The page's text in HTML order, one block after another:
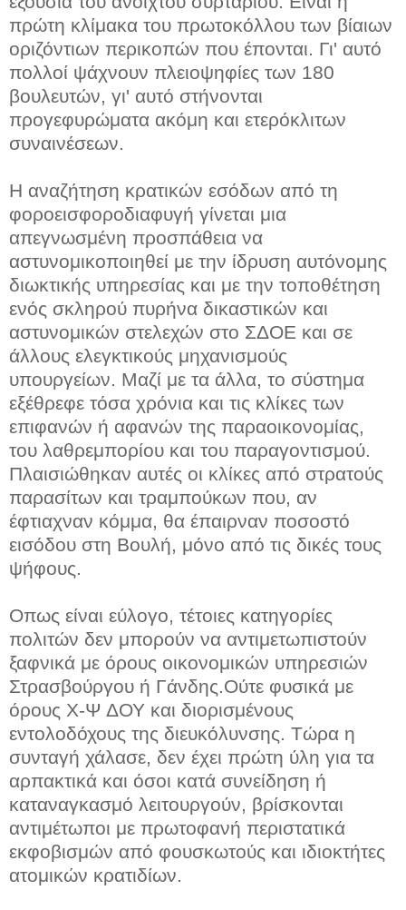
πρώτη κλίμακα του πρωτοκόλλου των βίαιων
οριζόντιων περικοπών που έπονται. Γι' αυτό
πολλοί ψάχνουν πλειοψηφίες των 180
βουλευτών, γι' αυτό στήνονται
προγεφυρώματα ακόμη και ετερόκλιτων
συναινέσεων.
Η αναζήτηση κρατικών εσόδων από τη
φοροεισφοροδιαφυγή γίνεται μια
απεγνωσμένη προσπάθεια να
αστυνομικοποιηθεί με την ίδρυση αυτόνομης
διωκτικής υπηρεσίας και με την τοποθέτηση
ενός σκληρού πυρήνα δικαστικών και
αστυνομικών στελεχών στο ΣΔΟΕ και σε
άλλους ελεγκτικούς μηχανισμούς
υπουργείων. Μαζί με τα άλλα, το σύστημα
εξέθρεφε τόσα χρόνια και τις κλίκες των
επιφανών ή αφανών της παραοικονομίας,
του λαθρεμπορίου και του παραγοντισμού.
Πλαισιώθηκαν αυτές οι κλίκες από στρατούς
παρασίτων και τραμπούκων που, αν
έφτιαχναν κόμμα, θα έπαιρναν ποσοστό
εισόδου στη Βουλή, μόνο από τις δικές τους
ψήφους.
Οπως είναι εύλογο, τέτοιες κατηγορίες
πολιτών δεν μπορούν να αντιμετωπιστούν
ξαφνικά με όρους οικονομικών υπηρεσιών
Στρασβούργου ή Γάνδης.Ούτε φυσικά με
όρους Χ-Ψ ΔΟΥ και διορισμένους
εντολοδόχους της διευκόλυνσης. Τώρα η
συνταγή χάλασε, δεν έχει πρώτη ύλη για τα
αρπακτικά και όσοι κατά συνείδηση ή
καταναγκασμό λειτουργούν, βρίσκονται
αντιμέτωποι με πρωτοφανή περιστατικά
εκφοβισμών από φουσκωτούς και ιδιοκτήτες
ατομικών κρατιδίων.